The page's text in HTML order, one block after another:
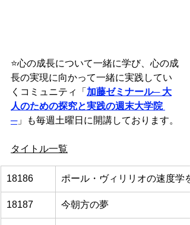
⭐️心の成長について一緒に学び、心の成
長の実現に向かって一緒に実践してい
くコミュニティ「 加藤ゼミナール─ 大
人のための探究と実践の週末大学院
─」も毎週土曜日に開講しております。
タイトル一覧
18186 ポール・ヴィリリオの速度学
18187 今朝方の夢